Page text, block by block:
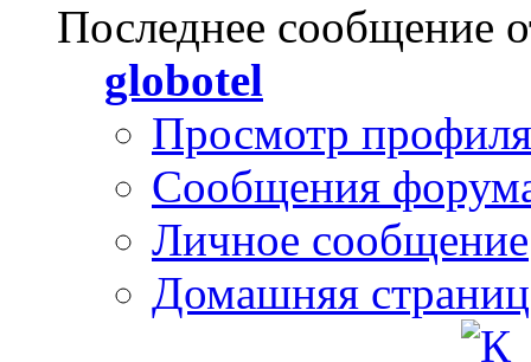
Последнее сообщение
globotel
Просмотр профиля
Сообщения
Личное сообщение
Домашняя